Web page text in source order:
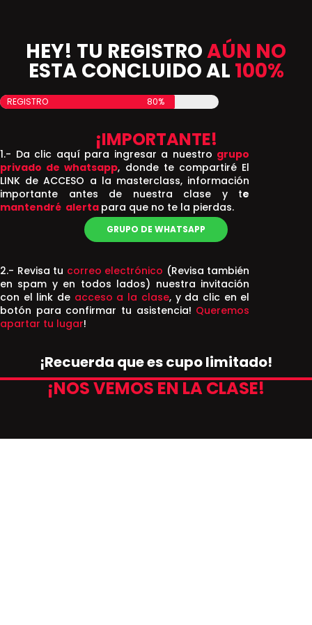
HEY! TU REGISTROAÚN NO
ESTA CONCLUIDO AL 100%
REGISTRO 80%
¡IMPORTANTE!
1.- Da clic aquí para ingresar a nuestro grupo
privado de whatsapp, donde te compartiré El
LINK de ACCESO a la masterclass, información
importante antes de nuestra clase y te
mantendré alerta para que no te la pierdas.
GRUPO DE WHATSAPP
2.- Revisa tu correo electrónico (Revisa también
en spam y en todos lados) nuestra invitación
con el link de acceso a la clase, y da clic en el
botón para confirmar tu asistencia! Queremos
apartar tu lugar!
¡Recuerda que es cupo limitado!
¡NOS VEMOS EN LA CLASE!